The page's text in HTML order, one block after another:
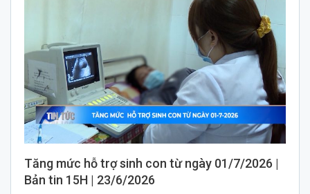
Tăng mức hỗ trợ sinh con từ ngày 01/7/2026 |
Bản tin 15H | 23/6/2026